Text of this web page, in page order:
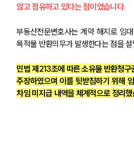
않고 점유하고 있다는 점이었습니다.
부동산전문변호사는 계약 해지로 임
목적물 반환의무가 발생한다는 점을 설
민법 제213조에 따른 소유물 반환청
주장하였으며 이를 뒷받침하기 위해
차임 미지급 내역을 체계적으로 정리